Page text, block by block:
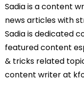
Sadia is a content
news articles with
Sadia is dedicated
featured content
& tricks related
content writer at